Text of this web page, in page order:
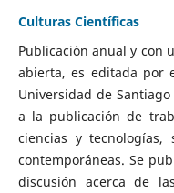
Culturas Científicas
Publicación anual y con
abierta, es editada por
Universidad de
a la publicación de
ciencias y tecnologías,
contemporáneas. Se
discusión acerca de